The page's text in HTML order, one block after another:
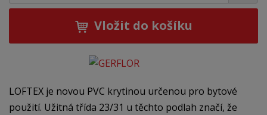
Vložit do košíku
LOFTEX je novou PVC krytinou určenou pro bytové
použití. Užitná třída 23/31 u těchto podlah značí, že